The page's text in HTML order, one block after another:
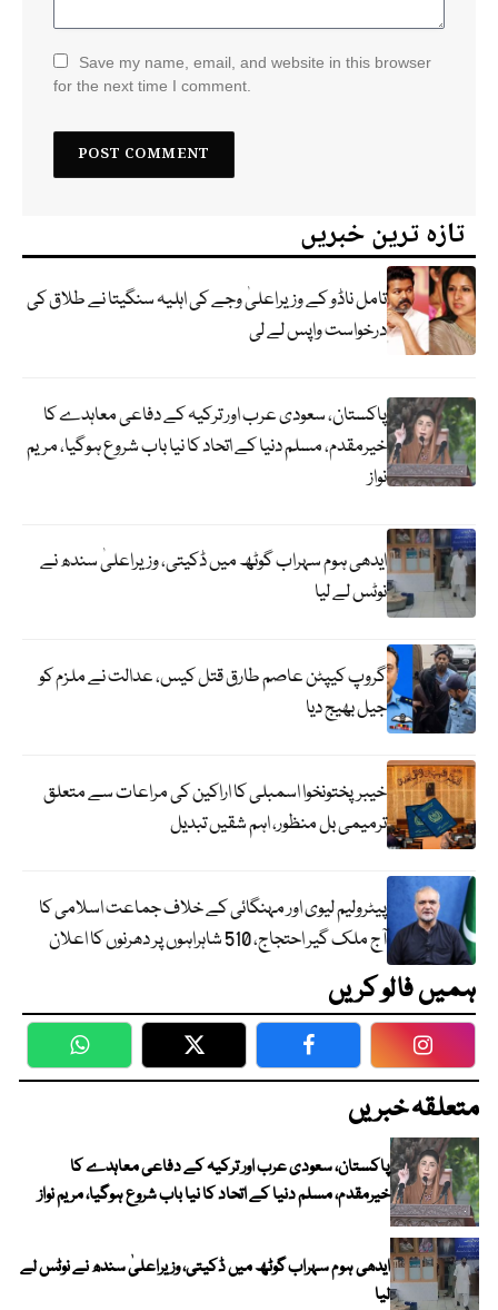
Save my name, email, and website in this browser
for the next time I comment.
تازہ ترین خبریں
تامل ناڈو کے وزیراعلیٰ وجے کی اہلیہ سنگیتا نے طلاق کی
درخواست واپس لے لی
پاکستان، سعودی عرب اور ترکیہ کے دفاعی معاہدے کا
خیرمقدم، مسلم دنیا کے اتحاد کا نیا باب شروع ہوگیا، مریم
نواز
ایدھی ہوم سہراب گوٹھ میں ڈکیتی، وزیراعلیٰ سندھ نے
نوٹس لے لیا
گروپ کیپٹن عاصم طارق قتل کیس، عدالت نے ملزم کو
جیل بھیج دیا
خیبرپختونخوا اسمبلی کا اراکین کی مراعات سے متعلق
ترمیمی بل منظور، اہم شقیں تبدیل
پیٹرولیم لیوی اور مہنگائی کے خلاف جماعت اسلامی کا
آج ملک گیر احتجاج، 510 شاہراہوں پر دھرنوں کا اعلان
ہمیں فالو کریں
WhatsApp Twitter Facebook
متعلقہ خبریں
پاکستان، سعودی عرب اور ترکیہ کے دفاعی معاہدے کا
خیرمقدم، مسلم دنیا کے اتحاد کا نیا باب شروع ہوگیا، مریم نواز
ایدھی ہوم سہراب گوٹھ میں ڈکیتی، وزیراعلیٰ سندھ نے نوٹس لے
لیا